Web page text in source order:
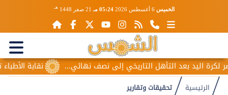
الخميس 6 أغسطس 2026 05:24 مـ 21 صفر 1448 هـ
نقابة الأطباء تكشف التأهل التاريخي إلى نصف نهائي...
الرئيسية تحقيقات وتقارير